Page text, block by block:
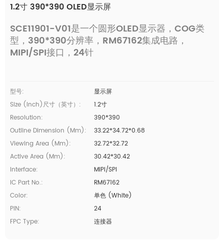
1.2寸 390*390 OLED显示屏
SCE11901-V01是一个圆形OLED显示器，COG类
型，390*390分辨率，RM67162集成电路，
MIPI/SPI接口，24针
型号:
显示屏
Size (inch)尺寸（英寸）:
1.2寸
Resolution:
390*390
Outline Dimension (mm):
33.22*34.72*0.68
Viewing Area (mm):
32.72*32.72
Active Area (mm):
30.42*30.42
Interface:
MIPI/SPI
IC Part No.:
RM67162
Color:
单色 (White)
PIN:
24
FPC Type:
连接器